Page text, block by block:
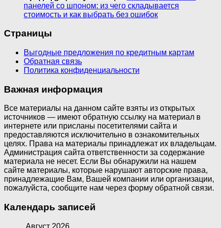
панелей со шпоном: из чего складывается
стоимость и как выбрать без ошибок
Страницы
Выгодные предложения по кредитным картам
Обратная связь
Политика конфиденциальности
Важная информация
Все материалы на данном сайте взяты из открытых
источников — имеют обратную ссылку на материал в
интернете или присланы посетителями сайта и
предоставляются исключительно в ознакомительных
целях. Права на материалы принадлежат их владельцам.
Администрация сайта ответственности за содержание
материала не несет. Если Вы обнаружили на нашем
сайте материалы, которые нарушают авторские права,
принадлежащие Вам, Вашей компании или организации,
пожалуйста, сообщите нам через форму обратной связи.
Календарь записей
Август 2026